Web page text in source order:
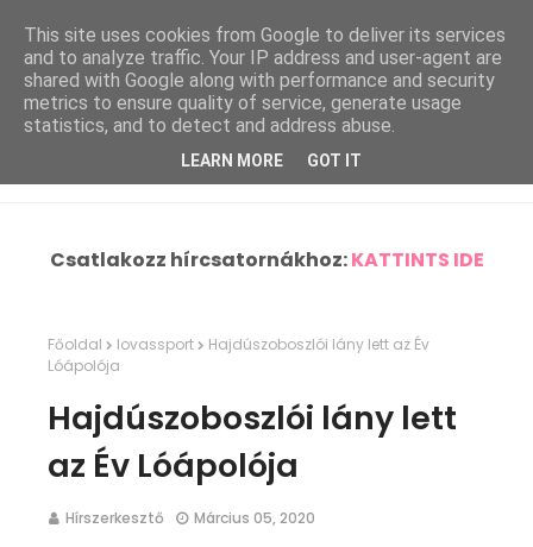
Csatlakozz hírcsatornákhoz:KATTINTS IDE
Főoldal lovassport
Hajdúszoboszlói lány lett az Év
Lóápolója
Hajdúszoboszlói lány lett
az Év Lóápolója
Hírszerkesztő Március 05, 2020
This site uses cookies from Google to deliver its services
and to analyze traffic. Your IP address and user-agent are
shared with Google along with performance and security
metrics to ensure quality of service, generate usage
statistics, and to detect and address abuse.
LEARN MORE GOT IT